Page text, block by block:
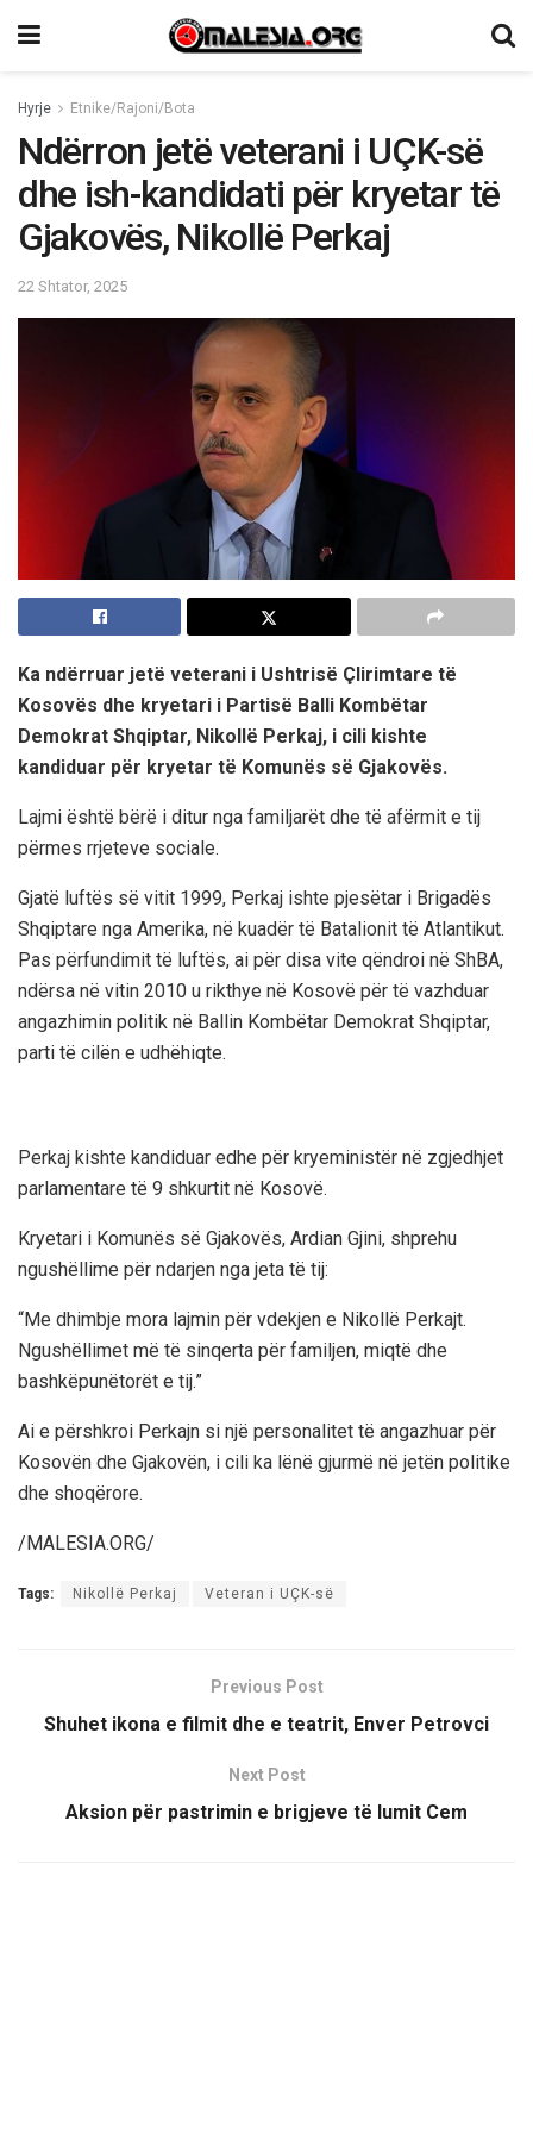
Hyrje Etnike/Rajoni/Bota
Ndërron jetë veterani i UÇK-së
dhe ish-kandidati për kryetar të
Gjakovës, Nikollë Perkaj
22 Shtator, 2025
Ka ndërruar jetë veterani i Ushtrisë Çlirimtare të
Kosovës dhe kryetari i Partisë Balli Kombëtar
Demokrat Shqiptar, Nikollë Perkaj, i cili kishte
kandiduar për kryetar të Komunës së Gjakovës.
Lajmi është bërë i ditur nga familjarët dhe të afërmit e tij
përmes rrjeteve sociale.
Gjatë luftës së vitit 1999, Perkaj ishte pjesëtar i Brigadës
Shqiptare nga Amerika, në kuadër të Batalionit të Atlantikut.
Pas përfundimit të luftës, ai për disa vite qëndroi në ShBA,
ndërsa në vitin 2010 u rikthye në Kosovë për të vazhduar
angazhimin politik në Ballin Kombëtar Demokrat Shqiptar,
parti të cilën e udhëhiqte.
Perkaj kishte kandiduar edhe për kryeministër në zgjedhjet
parlamentare të 9 shkurtit në Kosovë.
Kryetari i Komunës së Gjakovës, Ardian Gjini, shprehu
ngushëllime për ndarjen nga jeta të tij:
“Me dhimbje mora lajmin për vdekjen e Nikollë Perkajt.
Ngushëllimet më të sinqerta për familjen, miqtë dhe
bashkëpunëtorët e tij.”
Ai e përshkroi Perkajn si një personalitet të angazhuar për
Kosovën dhe Gjakovën, i cili ka lënë gjurmë në jetën politike
dhe shoqërore.
/MALESIA.ORG/
Tags: Nikollë Perkaj Veteran i UÇK-së
Previous Post
Shuhet ikona e filmit dhe e teatrit, Enver Petrovci
Next Post
Aksion për pastrimin e brigjeve të lumit Cem